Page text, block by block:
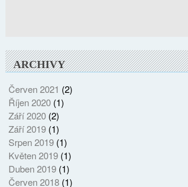
ARCHIVY
Červen 2021 (2)
Říjen 2020(1)
Září 2020(2)
Září 2019(1)
Srpen 2019(1)
Květen 2019(1)
Duben 2019(1)
Červen 2018(1)